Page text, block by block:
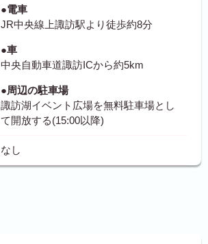
●電車
JR中央線上諏訪駅より徒歩約8分
●車
中央自動車道諏訪ICから約5km
●周辺の駐車場
諏訪湖イベント広場を無料駐車場とし
て開放する(15:00以降)
なし